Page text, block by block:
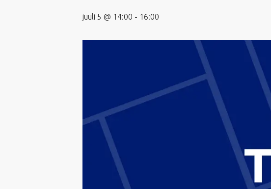
juuli 5 @ 14:00 - 16:00